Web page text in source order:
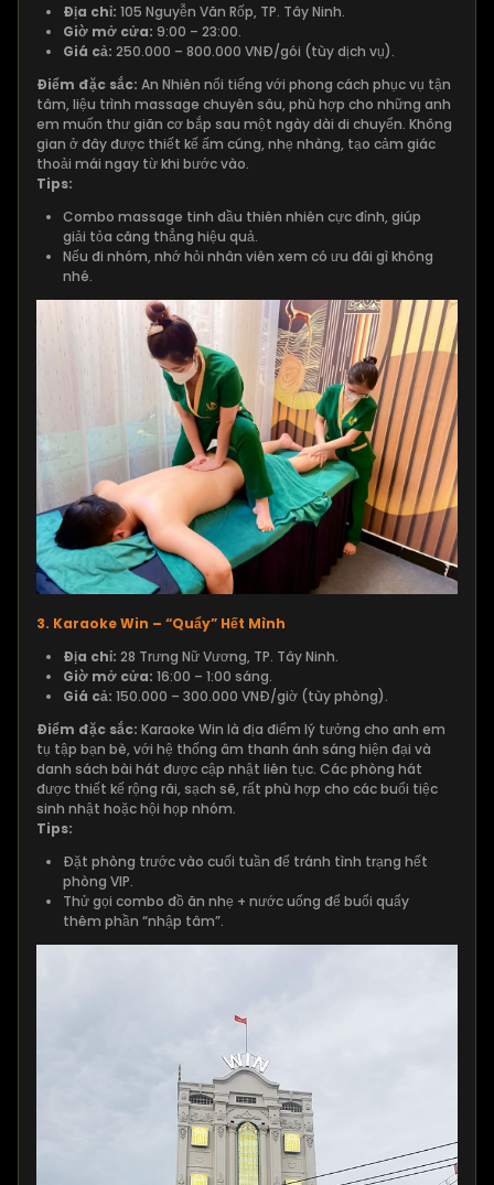
Địa chỉ: 105 Nguyễn Văn Rốp, TP. Tây Ninh.
Giờ mở cửa: 9:00 – 23:00.
Giá cả: 250.000 – 800.000 VNĐ/gói (tùy dịch vụ).
Điểm đặc sắc: An Nhiên nổi tiếng với phong cách phục vụ tận
tâm, liệu trình massage chuyên sâu, phù hợp cho những anh
em muốn thư giãn cơ bắp sau một ngày dài di chuyển. Không
gian ở đây được thiết kế ấm cúng, nhẹ nhàng, tạo cảm giác
thoải mái ngay từ khi bước vào.
Tips:
Combo massage tinh dầu thiên nhiên cực đỉnh, giúp
giải tỏa căng thẳng hiệu quả.
Nếu đi nhóm, nhớ hỏi nhân viên xem có ưu đãi gì không
nhé.
3. Karaoke Win – “Quẩy” Hết Mình
Địa chỉ: 28 Trưng Nữ Vương, TP. Tây Ninh.
Giờ mở cửa: 16:00 – 1:00 sáng.
Giá cả: 150.000 – 300.000 VNĐ/giờ (tùy phòng).
Điểm đặc sắc: Karaoke Win là địa điểm lý tưởng cho anh em
tụ tập bạn bè, với hệ thống âm thanh ánh sáng hiện đại và
danh sách bài hát được cập nhật liên tục. Các phòng hát
được thiết kế rộng rãi, sạch sẽ, rất phù hợp cho các buổi tiệc
sinh nhật hoặc hội họp nhóm.
Tips:
Đặt phòng trước vào cuối tuần để tránh tình trạng hết
phòng VIP.
Thử gọi combo đồ ăn nhẹ + nước uống để buổi quẩy
thêm phần “nhập tâm”.